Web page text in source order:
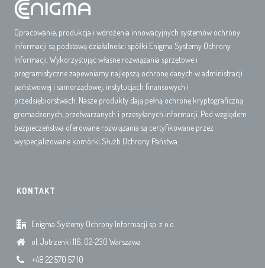
Opracowanie, produkcja i wdrożenia innowacyjnych systemów ochrony
informacji są podstawą działalności spółki Enigma Systemy Ochrony
Informacji. Wykorzystując własne rozwiązania sprzętowe i
programistyczne zapewniamy najlepszą ochronę danych w administracji
państwowej i samorządowej, instytucjach finansowych i
przedsiębiorstwach. Nasze produkty dają pełną ochronę kryptograficzną
gromadzonych, przetwarzanych i przesyłanych informacji. Pod względem
bezpieczeństwa oferowane rozwiązania są certyfikowane przez
wyspecjalizowane komórki Służb Ochrony Państwa.
KONTAKT
Enigma Systemy Ochrony Informacji sp. z o.o.
ul. Jutrzenki 116, 02-230 Warszawa
+48 22 570 57 10